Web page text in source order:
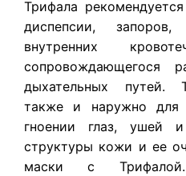
Трифала
диспепсии, запоров,
внутренних
сопровождающегося
дыхательных путей.
также и наружно для
гноении глаз, ушей
структуры кожи и ее
маски с